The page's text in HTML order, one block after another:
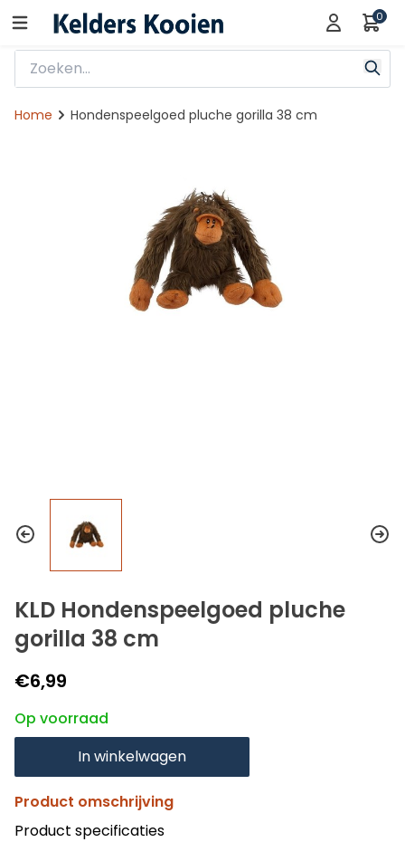
0
Home Hondenspeelgoed pluche gorilla 38 cm
KLD Hondenspeelgoed pluche
gorilla 38 cm
€6,99
Op voorraad
In winkelwagen
Product omschrijving
Product specificaties